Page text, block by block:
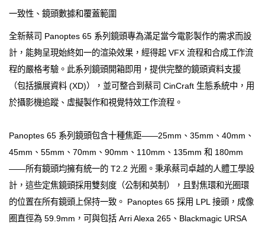
一致性、鏡頭數據和覆蓋範圍
全新蔡司 Panoptes 65 系列鏡頭專為滿足當今電影製作的需求而設
計，能夠呈現始終如一的渲染效果，經得起 VFX 流程和合成工作流
程的嚴格考驗。此系列鏡頭開箱即用，提供完整的鏡頭資料支援
（包括擴展資料 (XD)），並可整合到蔡司 CinCraft 生態系統中，用
於攝影機追蹤、虛擬製作和視覺特效工作流程。
Panoptes 65 系列鏡頭包含十種焦距——25mm、35mm、40mm、
45mm、55mm、70mm、90mm、110mm、135mm 和 180mm
——所有鏡頭均擁有統一的 T2.2 光圈。秉承蔡司卓越的人體工學設
計，這些定焦鏡頭採用雙刻度（公制和英制），且對焦環和光圈環
的位置在所有鏡頭上保持一致。 Panoptes 65 採用 LPL 接頭，成像
圈直徑為 59.9mm，可與包括 Arri Alexa 265、Blackmagic URSA